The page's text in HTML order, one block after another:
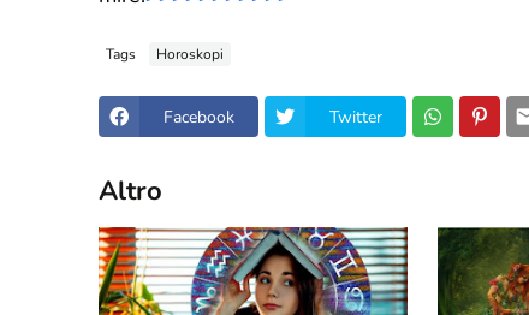
Tags Horoskopi
Facebook Twitter
Altro